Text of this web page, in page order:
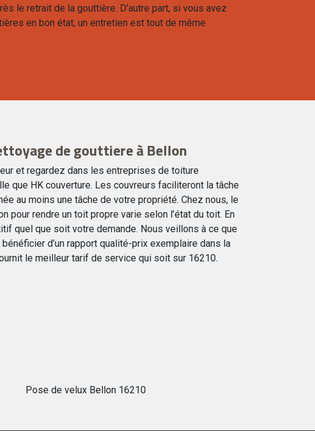
le retrait de la gouttière. D'autre part, si vous avez
en bon état, un entretien est tout de même
de gouttiere à Bellon
et regardez dans les entreprises de toiture
que HK couverture. Les couvreurs faciliteront la tâche
au moins une tâche de votre propriété. Chez nous, le
pour rendre un toit propre varie selon l’état du toit. En
quel que soit votre demande. Nous veillons à ce que
d’un rapport qualité-prix exemplaire dans la
le meilleur tarif de service qui soit sur 16210.
Pose de velux Bellon 16210